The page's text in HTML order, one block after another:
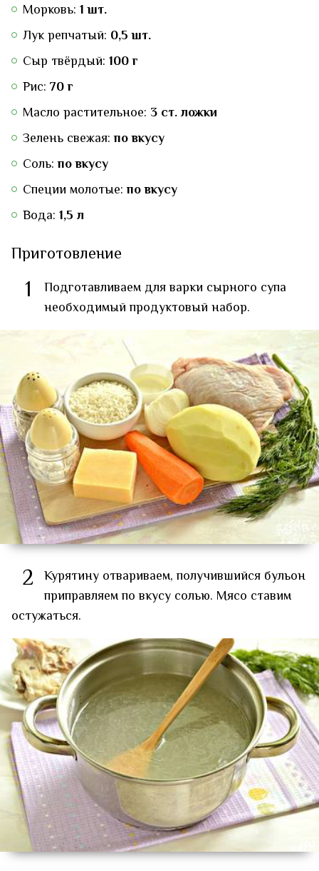
Морковь: 1 шт.
Лук репчатый: 0,5 шт.
Сыр твёрдый: 100 г
Рис: 70 г
Масло растительное: 3 ст. ложки
Зелень свежая:по вкусу
Соль:по вкусу
Специи молотые:по вкусу
Вода: 1,5 л
Приготовление
1
Подготавливаем для варки сырного супа
необходимый продуктовый набор.
2 Курятину отвариваем, получившийся бульон
приправляем по вкусу солью. Мясо ставим
остужаться.